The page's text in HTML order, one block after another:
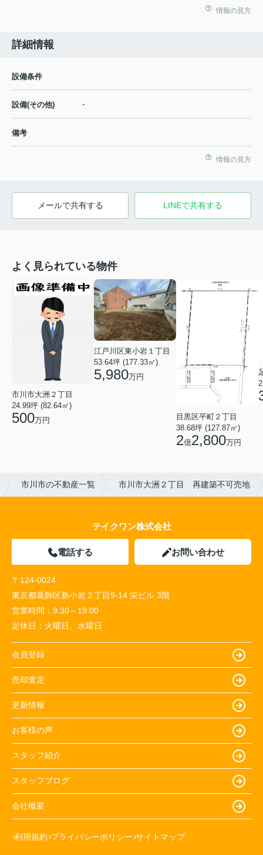
情報の見方
詳細情報
設備条件
設備(その他) -
備考
情報の見方
メールで共有する LINEで共有する
よく見られている物件
市川市大洲２丁目
24.99坪 (82.64㎡)
500万円
江戸川区東小岩１丁目
53.64坪 (177.33㎡)
5,980万円
目黒区平町２丁目
38.68坪 (127.87㎡)
2億2,800万円
市川市の不動産一覧 市川市大洲２丁目 再建築不可売地
テイクワン株式会社
電話する お問い合わせ
〒124-0024
東京都葛飾区新小岩２丁目9-14 栄ビル 3階
営業時間： 9:30～19:00
定休日： 火曜日、水曜日
会員登録
売却査定
更新情報
お客様の声
スタッフ紹介
スタッフブログ
会社概要
利用規約 プライバシーポリシー サイトマップ